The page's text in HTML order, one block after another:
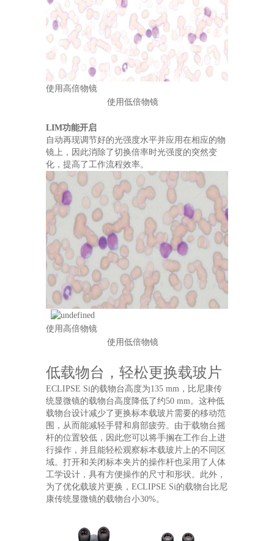
使用高倍物镜
使用低倍物镜
LIM功能开启
自动再现调节好的光强度水平并应用在相应的物
镜上，因此消除了切换倍率时光强度的突然变
化，提高了工作流程效率。
使用高倍物镜
使用低倍物镜
低载物台，轻松更换载玻片
ECLIPSE Si的载物台高度为135 mm，比尼康传
统显微镜的载物台高度降低了约50 mm。这种低
载物台设计减少了更换标本载玻片需要的移动范
围，从而能减轻手臂和肩部疲劳。由于载物台摇
杆的位置较低，因此您可以将手搁在工作台上进
行操作，并且能轻松观察标本载玻片上的不同区
域。打开和关闭标本夹片的操作杆也采用了人体
工学设计，具有方便操作的尺寸和形状。此外，
为了优化载玻片更换，ECLIPSE Si的载物台比尼
康传统显微镜的载物台小30%。